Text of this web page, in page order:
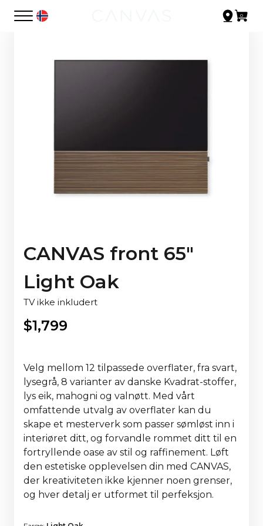
CANVAS front 65"
Light Oak
TV ikke inkludert
$1,799
Velg mellom 12 tilpassede overflater, fra svart,
lysegrå, 8 varianter av danske Kvadrat-stoffer,
lys eik, mahogni og valnøtt. Med vårt
omfattende utvalg av overflater kan du
skape et mesterverk som passer sømløst inn i
interiøret ditt, og forvandle rommet ditt til en
fortryllende oase av stil og raffinement. Løft
den estetiske opplevelsen din med CANVAS,
der kreativiteten ikke kjenner noen grenser,
og hver detalj er utformet til perfeksjon.